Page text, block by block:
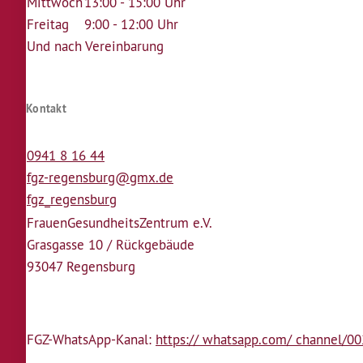
Freitag
9:00 - 12:00 Uhr
Und nach Vereinbarung
Kontakt
0941 8 16 44
fgz-regensburg@gmx.de
fgz_regensburg
Frauen­Gesundheits­Zentrum e.V.
Grasgasse 10 / Rückgebäude
93047 Regensburg
FGZ-WhatsApp-Kanal: https:// whatsapp.com/ channel/